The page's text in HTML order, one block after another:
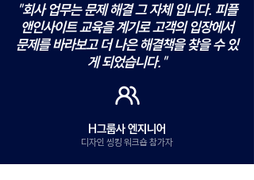
"회사 업무는 문제 해결 그 자체 입니다. 피플
앤인사이트 교육을 계기로 고객의 입장에서
문제를 바라보고 더 나은 해결책을 찾을 수 있
게 되었습니다."
H그룹사 엔지니어
디자인 씽킹 워크숍 참가자